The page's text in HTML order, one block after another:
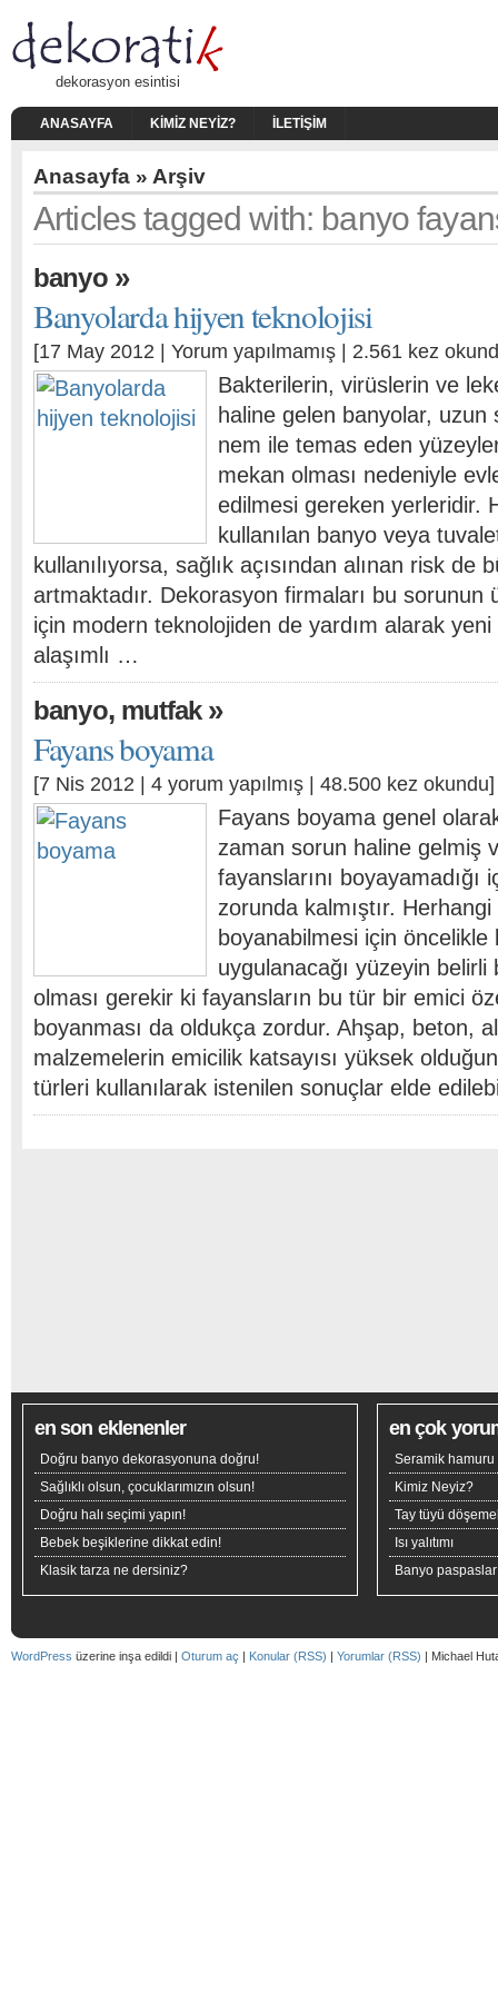
dekorasyon esintisi
ANASAYFA KIMIZ NEYIZ? İLETIŞIM
Anasayfa » Arşiv
Articles tagged with: banyo
banyo»
Banyolarda hijyen teknolojisi
[17 May 2012 | Yorum yapılmamış | 2.561 kez
Bakterilerin, virüslerin ve
haline gelen banyolar,
nem ile temas eden
mekan olması nedeniyle
edilmesi gereken yerleridir.
kullanılan banyo veya
kullanılıyorsa, sağlık açısından alınan risk de
artmaktadır. Dekorasyon firmaları bu sorunun
için modern teknolojiden de yardım alarak
alaşımlı …
banyo, mutfak»
Fayans boyama
[7 Nis 2012 | 4 yorum yapılmış | 48.500 kez okundu]
Fayans boyama genel
zaman sorun haline gelmiş
fayanslarını boyayamadığı
zorunda kalmıştır.
boyanabilmesi için öncelikle
uygulanacağı yüzeyin
olması gerekir ki fayansların bu tür bir emici
boyanması da oldukça zordur. Ahşap, beton,
malzemelerin emicilik katsayısı yüksek
türleri kullanılarak istenilen sonuçlar elde
en son eklenenler
Doğru banyo dekorasyonuna doğru!
Sağlıklı olsun, çocuklarımızın olsun!
Doğru halı seçimi yapın!
Bebek beşiklerine dikkat edin!
Klasik tarza ne dersiniz?
en çok
Seramik hamuru
Kimiz Neyiz?
Tay tüyü
Isı yalıtımı
Banyo
WordPress üzerine inşa edildi | Oturum aç | Konular (RSS) | Yorumlar (RSS) | Michael